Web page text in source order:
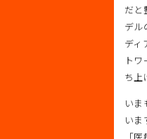
だと
デル
ディ
ト
ち上
いま
いま
「